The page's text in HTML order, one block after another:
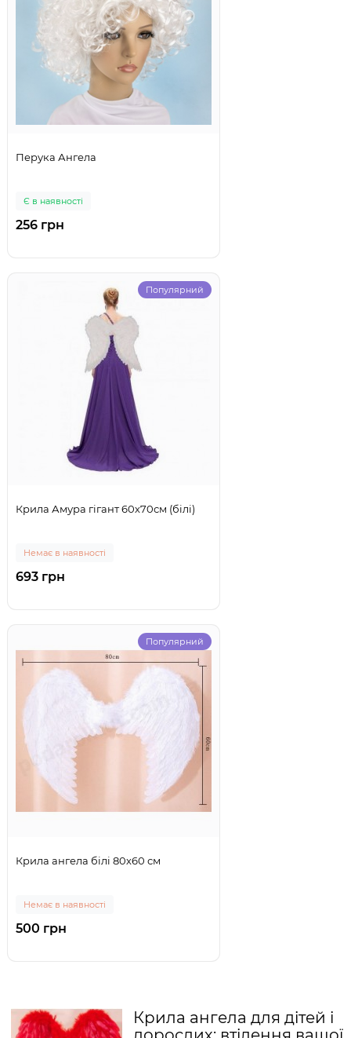
Перука Ангела
Є в наявності
256 грн
Популярний
Крила Амура гігант 60х70см (білі)
Немає в наявності
693 грн
Популярний
Крила ангела білі 80х60 см
Немає в наявності
500 грн
Крила ангела для дітей і